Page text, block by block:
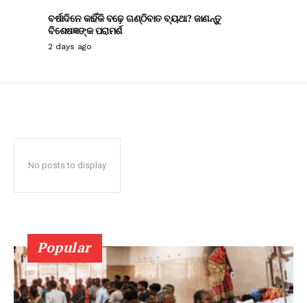
ବର୍ଷାଦିନେ କାହିଁକି ବଢ଼େ ଗଣ୍ଠିବାତ ବ୍ୟଥା? ଜାଣନ୍ତୁ
ବିଶେଷଜ୍ଞଙ୍କ ପରାମର୍ଶ
2 days ago
No posts to display
Popular